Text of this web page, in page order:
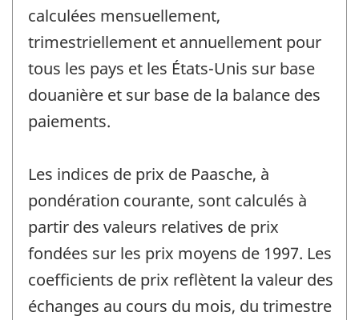
calculées mensuellement,
trimestriellement et annuellement pour
tous les pays et les États-Unis sur base
douanière et sur base de la balance des
paiements.
Les indices de prix de Paasche, à
pondération courante, sont calculés à
partir des valeurs relatives de prix
fondées sur les prix moyens de 1997. Les
coefficients de prix reflètent la valeur des
échanges au cours du mois, du trimestre